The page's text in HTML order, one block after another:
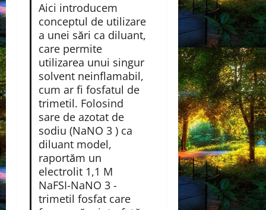
Aici introducem
conceptul de utilizare
a unei sări ca diluant,
care permite
utilizarea unui singur
solvent neinflamabil,
cum ar fi fosfatul de
trimetil. Folosind
sare de azotat de
sodiu (NaNO 3 ) ca
diluant model,
raportăm un
electrolit 1,1 M
NaFSI-NaNO 3 -
trimetil fosfat care